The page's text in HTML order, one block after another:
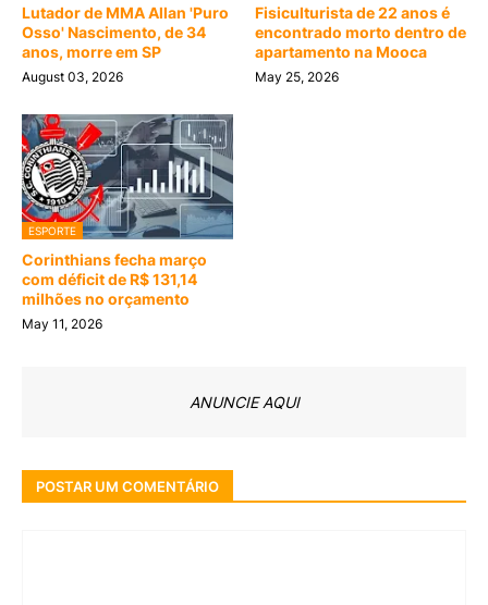
Lutador de MMA Allan 'Puro
Osso' Nascimento, de 34
anos, morre em SP
August 03, 2026
Fisiculturista de 22 anos é
encontrado morto dentro de
apartamento na Mooca
May 25, 2026
ESPORTE
Corinthians fecha março
com déficit de R$ 131,14
milhões no orçamento
May 11, 2026
ANUNCIE AQUI
POSTAR UM COMENTÁRIO